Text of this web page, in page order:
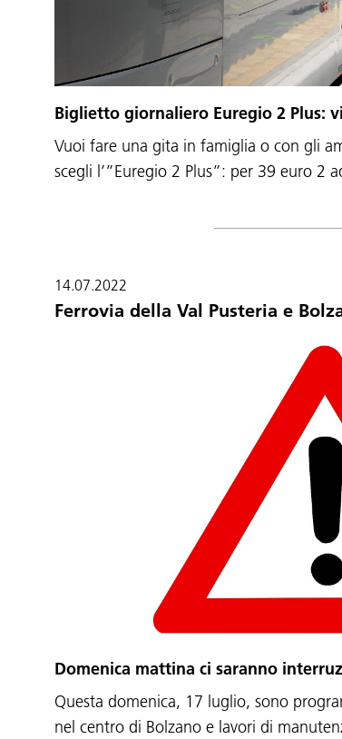
Biglietto giornaliero Euregio 2 Plus:
Vuoi fare una gita in famiglia o con gli
scegli l’”Euregio 2 Plus”: per 39 euro 2
14.07.2022
Ferrovia della Val Pusteria e
Domenica mattina ci saranno
Questa domenica, 17 luglio, sono
nel centro di Bolzano e lavori di